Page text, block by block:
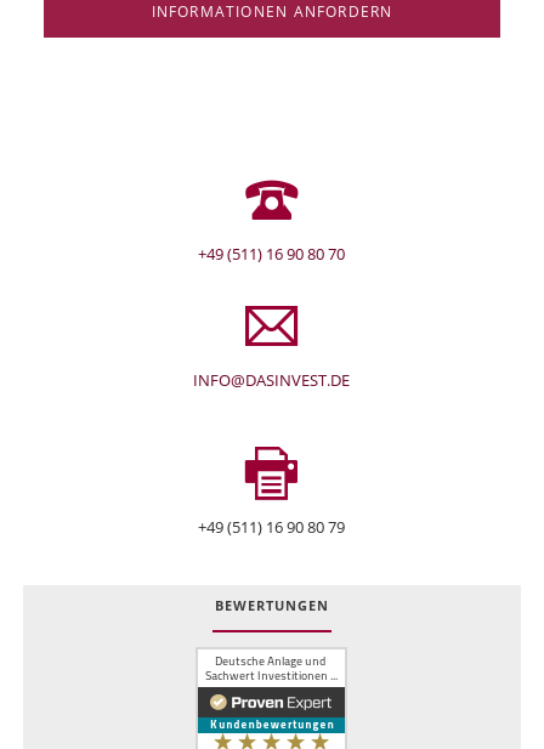
INFORMATIONEN ANFORDERN
+49 (511) 16 90 80 70
INFO@DASINVEST.DE
+49 (511) 16 90 80 79
BEWERTUNGEN